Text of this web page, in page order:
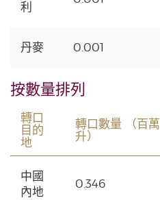
利
丹麥 0.001
按數量排列
轉口
目的
地
轉口數量 （百萬
升）
中國
內地
0.346